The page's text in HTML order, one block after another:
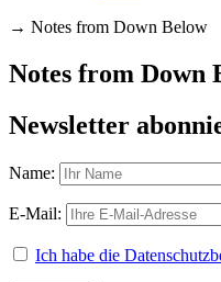
→ Notes from Down Below
Notes from Down
Newsletter
Name:
E-Mail:
Ich habe die